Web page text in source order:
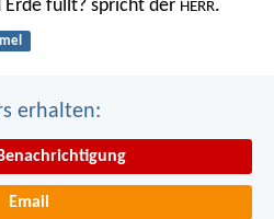
füllt? spricht der HERR.
erhalten:
Email